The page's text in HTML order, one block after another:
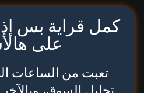
كمل قراية بس
على
تعبت من الساعات